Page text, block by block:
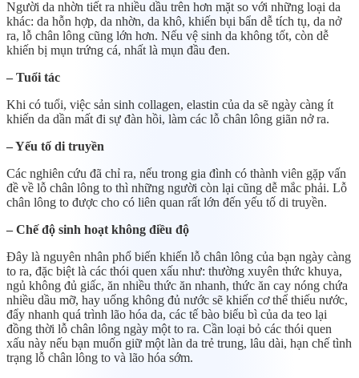
Người da nhờn tiết ra nhiều dầu trên hơn mặt so với những loại da
khác: da hỗn hợp, da nhờn, da khô, khiến bụi bẩn dễ tích tụ, da nở
ra, lỗ chân lông cũng lớn hơn. Nếu vệ sinh da không tốt, còn dễ
khiến bị mụn trứng cá, nhất là mụn đầu đen.
– Tuổi tác
Khi có tuổi, việc sản sinh collagen, elastin của da sẽ ngày càng ít
khiến da dần mất đi sự đàn hồi, làm các lỗ chân lông giãn nở ra.
– Yếu tố di truyền
Các nghiên cứu đã chỉ ra, nếu trong gia đình có thành viên gặp vấn
đề về lỗ chân lông to thì những người còn lại cũng dễ mắc phải. Lỗ
chân lông to được cho có liên quan rất lớn đến yếu tố di truyền.
– Chế độ sinh hoạt không điều độ
Đây là nguyên nhân phổ biến khiến lỗ chân lông của bạn ngày càng
to ra, đặc biệt là các thói quen xấu như: thường xuyên thức khuya,
ngủ không đủ giấc, ăn nhiều thức ăn nhanh, thức ăn cay nóng chứa
nhiều dầu mỡ, hay uống không đủ nước sẽ khiến cơ thể thiếu nước,
đẩy nhanh quá trình lão hóa da, các tế bào biểu bì của da teo lại
đồng thời lỗ chân lông ngày một to ra. Cần loại bỏ các thói quen
xấu này nếu bạn muốn giữ một làn da trẻ trung, lâu dài, hạn chế tình
trạng lỗ chân lông to và lão hóa sớm.